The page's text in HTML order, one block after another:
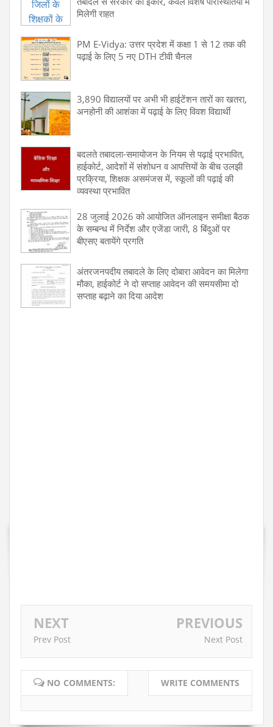
मिलेगी राहत
PM E-Vidya: उत्तर प्रदेश में कक्षा 1 से 12 तक की
पढ़ाई के लिए 5 नए DTH टीवी चैनल
3,890 विद्यालयों पर अभी भी हाईटेंशन तारों का खतरा,
अनहोनी की आशंका में पढ़ाई के लिए विवश विद्यार्थी
बदलते तबादला-समायोजन के नियम से पढ़ाई प्रभावित,
हाईकोर्ट, आदेशों में संशोधन व आपत्तियों के बीच उलझी
प्रक्रिया, शिक्षक असमंजस में, स्कूलों की पढ़ाई की
व्यवस्था प्रभावित
28 जुलाई 2026 को आयोजित ऑनलाइन समीक्षा बैठक
के सम्बन्ध में निर्देश और एजेंडा जारी, 8 बिंदुओं पर
बीएसए बतायेंगे प्रगति
अंतरजनपदीय तबादले के लिए दोबारा आवेदन का मिलेगा
मौका, हाईकोर्ट ने दो सप्ताह आवेदन की समयसीमा दो
सप्ताह बढ़ाने का दिया आदेश
NEXT
Prev Post
PREVIOUS
Next Post
NO COMMENTS: WRITE COMMENTS